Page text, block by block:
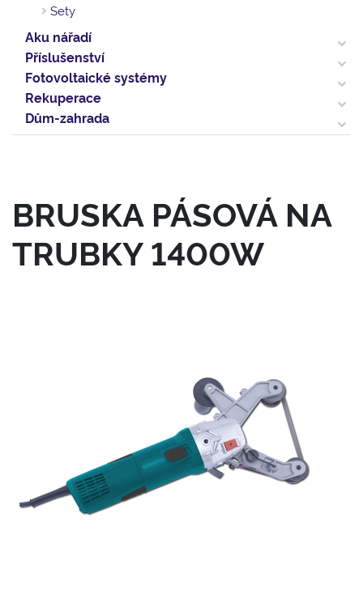
Sety
Aku nářadí
Příslušenství
Fotovoltaické systémy
Rekuperace
Dům-zahrada
BRUSKA PÁSOVÁ NA
TRUBKY 1400W